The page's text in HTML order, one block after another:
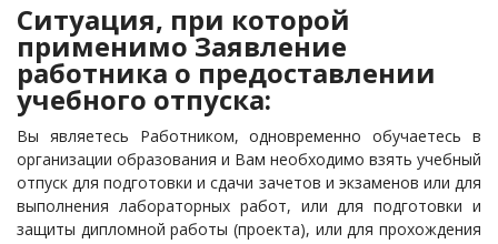
Ситуация, при которой
применимо Заявление
работника о предоставлении
учебного отпуска:
Вы являетесь Работником, одновременно обучаетесь в
организации образования и Вам необходимо взять учебный
отпуск для подготовки и сдачи зачетов и экзаменов или для
выполнения лабораторных работ, или для подготовки и
защиты дипломной работы (проекта), или для прохождения